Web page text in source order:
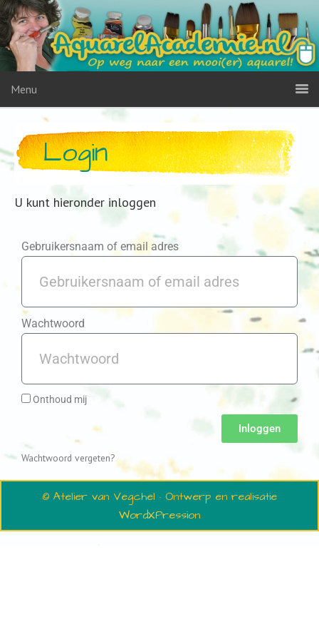
Menu
Login
U kunt hieronder inloggen
Gebruikersnaam of email adres
Wachtwoord
Onthoud mij
Inloggen
Wachtwoord vergeten?
© Atelier van Vegchel · Ontwerp en realisatie
WordXPression